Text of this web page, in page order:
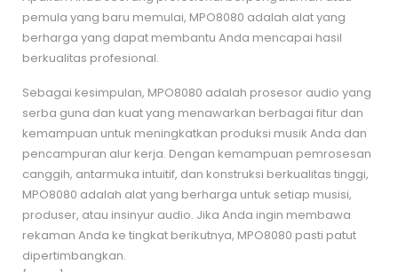
pemula yang baru memulai, MPO8080 adalah alat yang
berharga yang dapat membantu Anda mencapai hasil
berkualitas profesional.
Sebagai kesimpulan, MPO8080 adalah prosesor audio yang
serba guna dan kuat yang menawarkan berbagai fitur dan
kemampuan untuk meningkatkan produksi musik Anda dan
pencampuran alur kerja. Dengan kemampuan pemrosesan
canggih, antarmuka intuitif, dan konstruksi berkualitas tinggi,
MPO8080 adalah alat yang berharga untuk setiap musisi,
produser, atau insinyur audio. Jika Anda ingin membawa
rekaman Anda ke tingkat berikutnya, MPO8080 pasti patut
dipertimbangkan.